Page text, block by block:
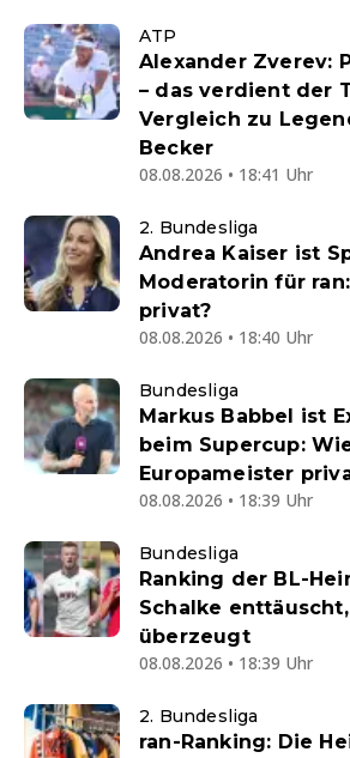
ATP
Alexander Zverev:
– das verdient der
Vergleich zu
Becker
08.08.2026 • 18:41 Uhr
2. Bundesliga
Andrea Kaiser ist
Moderatorin für
privat?
08.08.2026 • 18:40 Uhr
Bundesliga
Markus Babbel ist
beim Supercup:
Europameister
08.08.2026 • 18:39 Uhr
Bundesliga
Ranking der BL-
Schalke
überzeugt
08.08.2026 • 18:39 Uhr
2. Bundesliga
ran-Ranking: Die